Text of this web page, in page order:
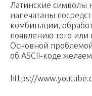
Латинские символы
напечатаны
комбинации,
появлению того или
Основной
об ASCII-коде
https://